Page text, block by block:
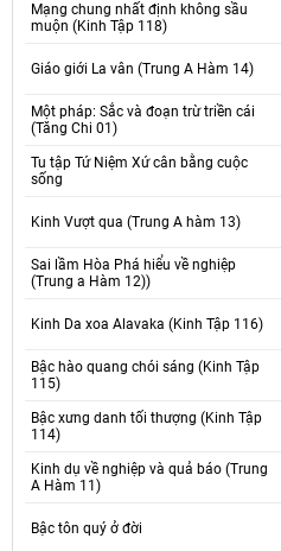
Mạng chung nhất định không sầu
muộn (Kinh Tập 118)
Giáo giới La vân (Trung A Hàm 14)
Một pháp: Sắc và đoạn trừ triền cái
(Tăng Chi 01)
Tu tập Tứ Niệm Xứ cân bằng cuộc
sống
Kinh Vượt qua (Trung A hàm 13)
Sai lầm Hòa Phá hiểu về nghiệp
(Trung a Hàm 12))
Kinh Da xoa Alavaka (Kinh Tập 116)
Bậc hào quang chói sáng (Kinh Tập
115)
Bậc xưng danh tối thượng (Kinh Tập
114)
Kinh dụ về nghiệp và quả báo (Trung
A Hàm 11)
Bậc tôn quý ở đời